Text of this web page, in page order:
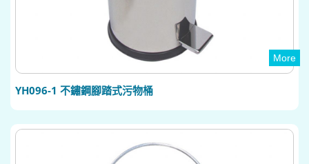
More
YH096-1 不鏽鋼腳踏式污物桶